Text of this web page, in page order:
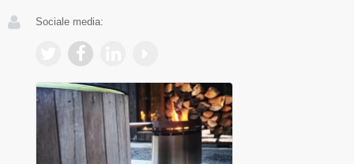
Sociale media: